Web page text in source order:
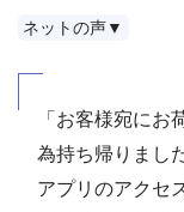
ネットの声▼
「お客様宛に
為持ち帰りまし
アプリのアクセ